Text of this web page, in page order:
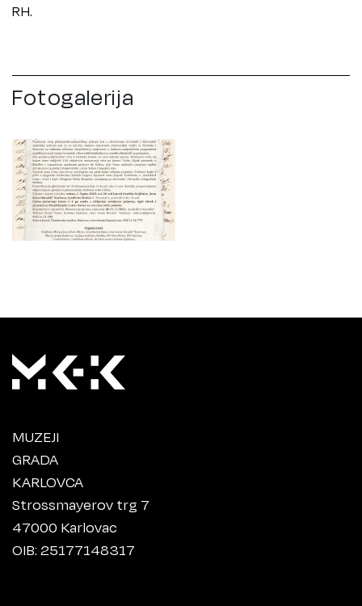
RH.
Fotogalerija
MUZEJI
GRADA
KARLOVCA
Strossmayerov trg 7
47000 Karlovac
OIB: 25177148317